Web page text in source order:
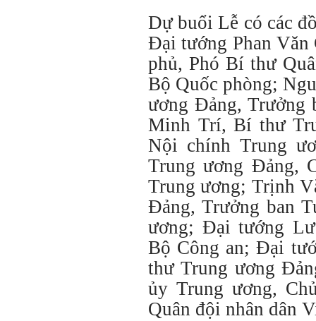
Dự buổi Lễ có các
Đại tướng Phan Văn
phủ, Phó Bí thư
Bộ Quốc phòng;
ương Đảng, Trưởng
Minh Trí, Bí thư
Nội chính Trung
Trung ương Đảng,
Trung ương; Trịnh
Đảng, Trưởng ban
ương; Đại tướng
Bộ Công an; Đại
thư Trung ương
ủy Trung ương,
Quân đội nhân dân